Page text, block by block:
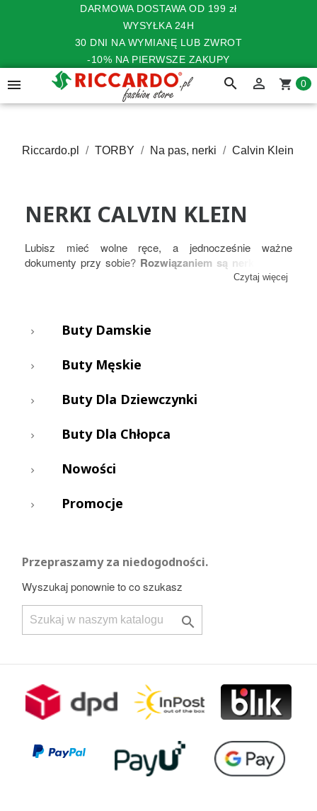
DARMOWA DOSTAWA OD 199 zł
WYSYŁKA 24H
30 DNI NA WYMIANĘ LUB ZWROT
-10% NA PIERWSZE ZAKUPY
 search  shopping_cart 0
Riccardo.pl TORBY Na pas, nerki Calvin Klein
NERKI CALVIN KLEIN
Lubisz mieć wolne ręce, a jednocześnie ważne
dokumenty przy sobie? Rozwiązaniem są nerki Calvin
na pas i nerki CK
Czytaj więcej
Buty Damskie
Buty Męskie
Buty Dla Dziewczynki
Buty Dla Chłopca
Nowości
Promocje
Przepraszamy za niedogodności.
Wyszukaj ponownie to co szukasz
